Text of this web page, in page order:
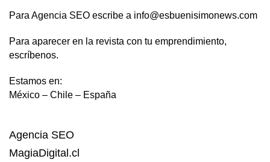
Para Agencia SEO escribe a info@esbuenisimonews.com
Para aparecer en la revista con tu emprendimiento,
escríbenos.
Estamos en:
México – Chile – España
Agencia SEO
MagiaDigital.cl